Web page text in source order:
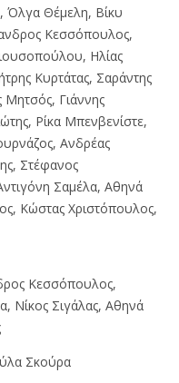
Όλγα Θέμελη, Βίκυ
Κεσσόπουλος,
Ηλίας
Κυρτάτας, Σαράντης
Γιάννης
Ρίκα Μπενβενίστε,
Ανδρέας
Στέφανος
Σαμέλα, Αθηνά
Κώστας Χριστόπουλος,
Κεσσόπουλος,
Νίκος Σιγάλας, Αθηνά
Σκούρα